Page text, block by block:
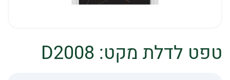
טפט לדלת מקט: D2008